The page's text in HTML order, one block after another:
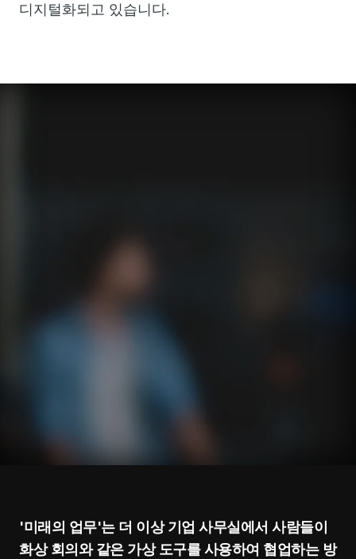
디지털화되고 있습니다.
'미래의 업무'는 더 이상 기업 사무실에서 사람들이
화상 회의와 같은 가상 도구를 사용하여 협업하는 방